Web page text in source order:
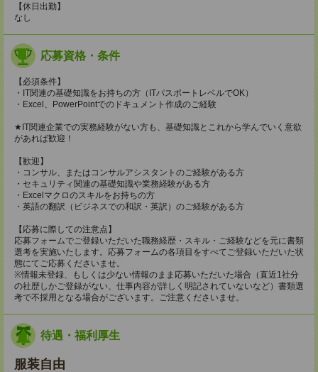
【休日出勤】
なし
応募資格・条件
【必須条件】
・IT関連の基礎知識をお持ちの方（ITパスポートレベルでOK）
・Excel、PowerPointでのドキュメント作成のご経験
★IT関連企業での実務経験がない方も、基礎知識とこれから学んでいく意欲
があれば歓迎！
【歓迎】
・コンサル、またはコンサルアシスタントのご経験がある方
・セキュリティ関連の基礎知識や業務経験がある方
・Excelマクロのスキルをお持ちの方
・英語の翻訳（ビジネスでの和訳・英訳）のご経験がある方
【応募に際しての注意点】
応募フォームでご登録いただいた職務経歴・スキル・ご経験などを元に書類
選考を実施いたします。応募フォームの各項目をすべてご登録いただいた状
態にてご応募くださいませ。
※情報未登録、もしくは少ない情報のまま応募いただいた場合（直近1社分
の社歴しかご登録がない、仕事内容が詳しく明記されていないなど）書類選
考で不採用となる場合がございます。ご注意くださいませ。
待遇・福利厚生
服装自由